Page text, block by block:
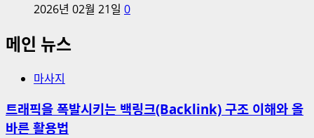
2026년 02월 21일 0
메인 뉴스
마사지
트래픽을 폭발시키는 백링크(Backlink) 구조 이해와 올
바른 활용법